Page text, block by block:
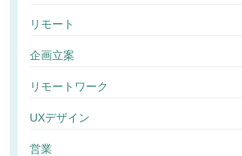
リモート
企画立案
リモートワーク
UXデザイン
営業